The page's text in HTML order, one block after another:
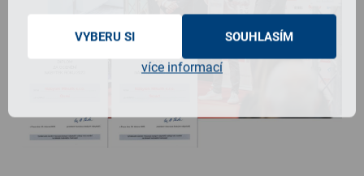
VYBERU SI SOUHLASÍM
více informací